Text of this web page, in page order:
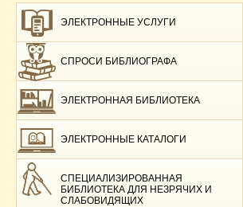
ЭЛЕКТРОННЫЕ УСЛУГИ
СПРОСИ БИБЛИОГРАФА
ЭЛЕКТРОННАЯ БИБЛИОТЕКА
ЭЛЕКТРОННЫЕ КАТАЛОГИ
СПЕЦИАЛИЗИРОВАННАЯ
БИБЛИОТЕКА ДЛЯ НЕЗРЯЧИХ И
СЛАБОВИДЯЩИХ